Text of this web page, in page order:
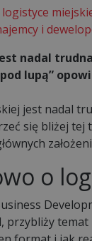
i
nadal
lupą”
jest nadal
się bliżej tej
o
przybliży